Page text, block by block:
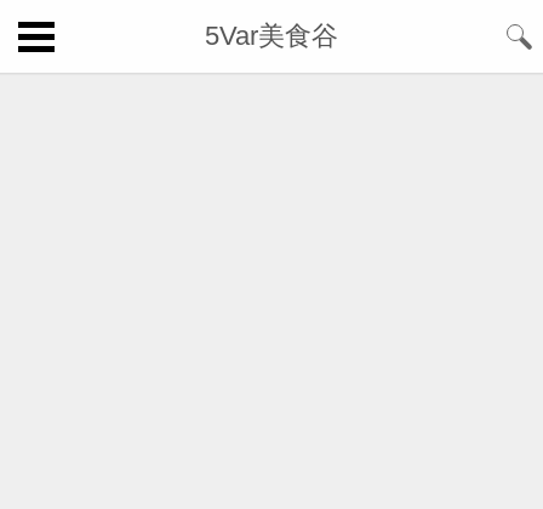
5Var美食谷